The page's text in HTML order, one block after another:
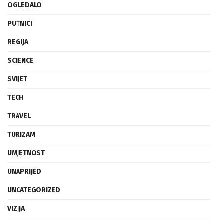
OGLEDALO
PUTNICI
REGIJA
SCIENCE
SVIJET
TECH
TRAVEL
TURIZAM
UMJETNOST
UNAPRIJED
UNCATEGORIZED
VIZIJA